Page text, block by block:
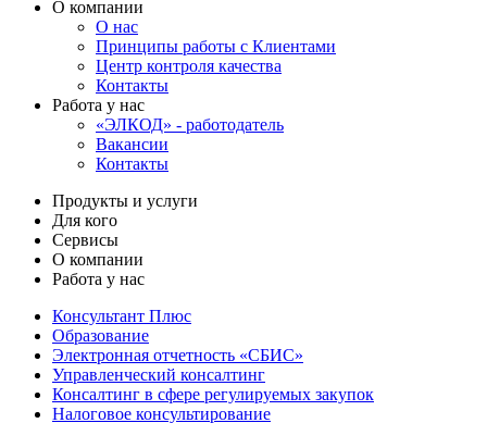
О компании
О нас
Принципы работы с Клиентами
Центр контроля качества
Контакты
Работа у нас
«ЭЛКОД» - работодатель
Вакансии
Контакты
Продукты и услуги
Для кого
Сервисы
О компании
Работа у нас
Консультант Плюс
Образование
Электронная отчетность «СБИС»
Управленческий консалтинг
Консалтинг в сфере регулируемых закупок
Налоговое консультирование